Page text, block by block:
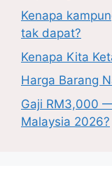
Kenapa
tak dapat?
Kenapa Kita
Harga Barang
Gaji RM3,000
Malaysia 2026?